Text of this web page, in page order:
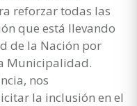
reforzar todas las
que está llevando
de la Nación por
Municipalidad.
nos
la inclusión en el